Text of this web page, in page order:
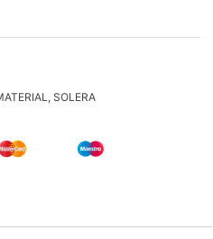
, SOLERA